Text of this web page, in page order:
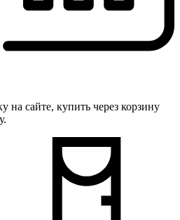
на сайте, купить через корзину